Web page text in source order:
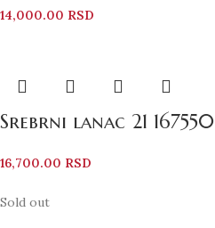
14,000.00 RSD
Srebrni lanac 21 167550
16,700.00 RSD
Sold out